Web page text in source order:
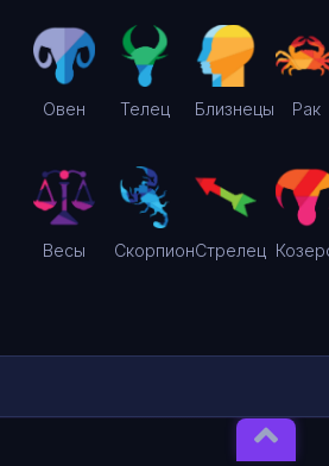
Овен Телец Близнецы Рак
Весы СкорпионСтрелец